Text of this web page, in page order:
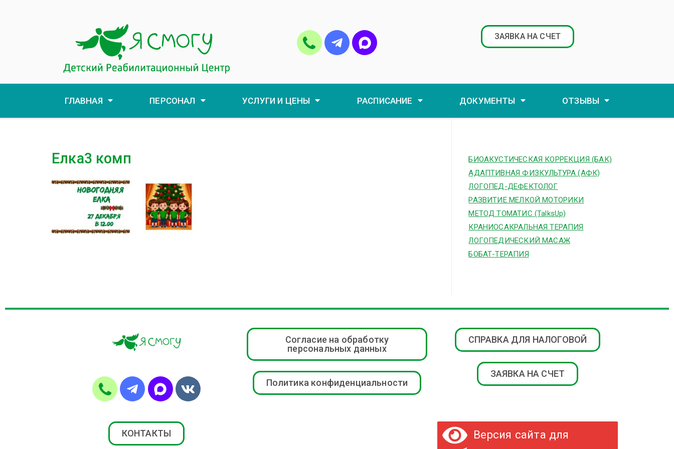
ЗАЯВКА НА СЧЕТ
ГЛАВНАЯ ПЕРСОНАЛ УСЛУГИ И ЦЕНЫ РАСПИСАНИЕ ДОКУМЕНТЫ ОТЗЫВЫ
Елка3 комп
БИОАКУСТИЧЕСКАЯ КОРРЕКЦИЯ (БАК)
АДАПТИВНАЯ ФИЗКУЛЬТУРА (АФК)
ЛОГОПЕД-ДЕФЕКТОЛОГ
РАЗВИТИЕ МЕЛКОЙ МОТОРИКИ
МЕТОД ТОМАТИС (TalksUp)
КРАНИОСАКРАЛЬНАЯ ТЕРАПИЯ
ЛОГОПЕДИЧЕСКИЙ МАСАЖ
БОБАТ-ТЕРАПИЯ
Согласие на обработку
персональных данных
Политика конфиденциальности
СПРАВКА ДЛЯ НАЛОГОВОЙ
ЗАЯВКА НА СЧЕТ
КОНТАКТЫ
Версия сайта для